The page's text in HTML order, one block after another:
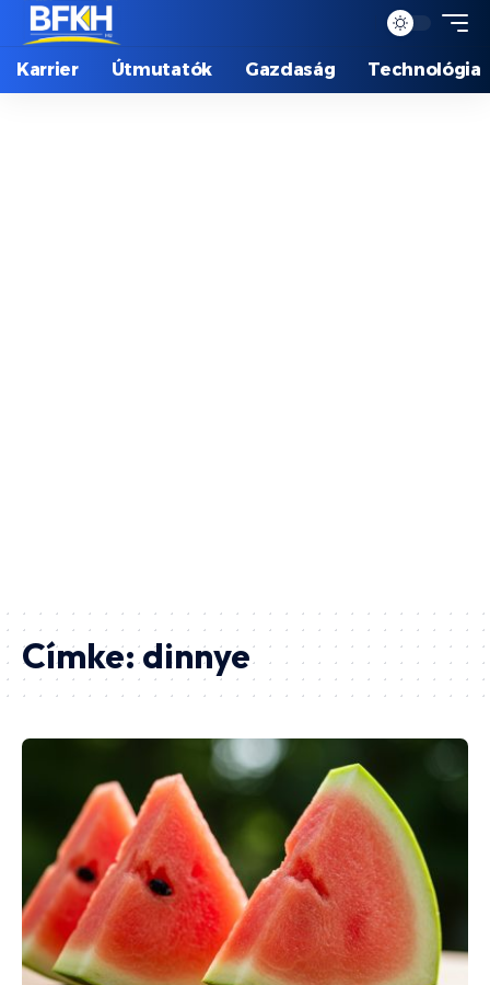
Karrier Útmutatók Gazdaság Technológia
Címke:dinnye